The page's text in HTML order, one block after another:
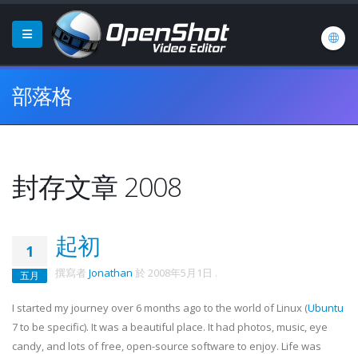
部落格
封存文章 2008
1
五月
起初
撰寫者 Jonathan 於 2008年5月1日 .
I started my journey over 6 months ago to the world of Linux (Ubuntu
7 to be specific). It was a beautiful place. It had photos, music, eye
candy, and lots of free, open-source software to enjoy. Life was